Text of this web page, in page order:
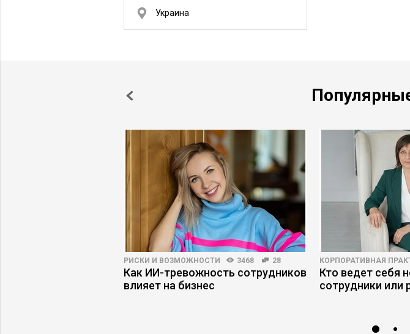
Украина
РИСКИ И ВОЗМОЖНОСТИ 3468 28
Как ИИ-тревожность сотрудников
влияет на бизнес
КОРПОРАТИВНАЯ
Кто ведет себя
сотрудники или